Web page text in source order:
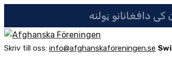
Skriv till oss: info@afghanskaforeningen.se